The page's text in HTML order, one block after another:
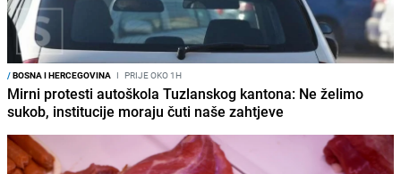
/BOSNA I HERCEGOVINA I PRIJE OKO 1H
Mirni protesti autoškola Tuzlanskog kantona: Ne želimo
sukob, institucije moraju čuti naše zahtjeve